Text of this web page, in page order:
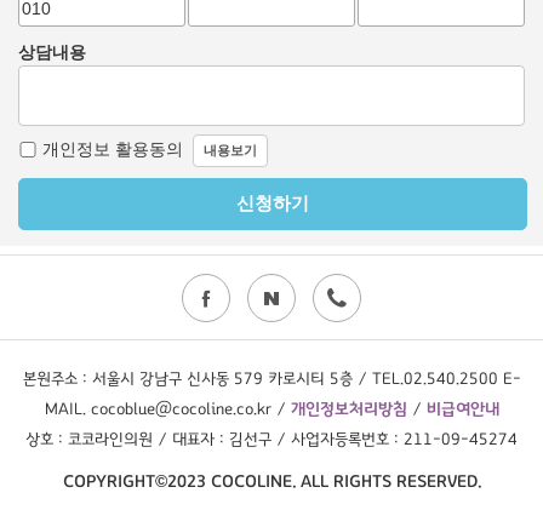
본원주소 : 서울시 강남구 신사동 579 카로시티 5층 / TEL.02.540.2500 E-
MAIL. cocoblue@cocoline.co.kr / 개인정보처리방침 / 비급여안내
상호 : 코코라인의원 / 대표자 : 김선구 / 사업자등록번호 : 211-09-45274
COPYRIGHT©2023 COCOLINE. ALL RIGHTS RESERVED.